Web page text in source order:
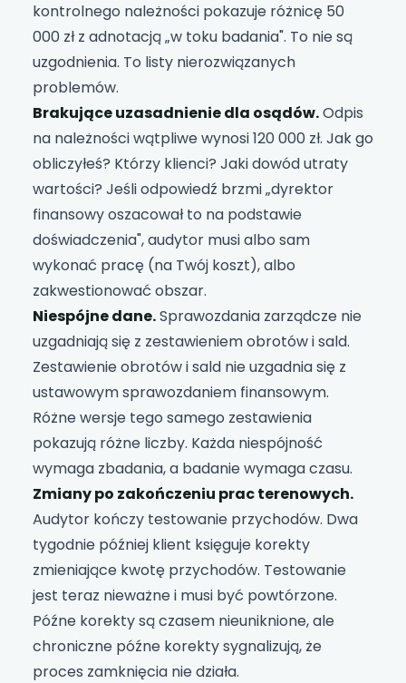
kontrolnego należności pokazuje różnicę 50
000 zł z adnotacją „w toku badania". To nie są
uzgodnienia. To listy nierozwiązanych
problemów.
Brakujące uzasadnienie dla osądów.Odpis
na należności wątpliwe wynosi 120 000 zł. Jak go
obliczyłeś? Którzy klienci? Jaki dowód utraty
wartości? Jeśli odpowiedź brzmi „dyrektor
finansowy oszacował to na podstawie
doświadczenia", audytor musi albo sam
wykonać pracę (na Twój koszt), albo
zakwestionować obszar.
Niespójne dane.Sprawozdania zarządcze nie
uzgadniają się z zestawieniem obrotów i sald.
Zestawienie obrotów i sald nie uzgadnia się z
ustawowym sprawozdaniem finansowym.
Różne wersje tego samego zestawienia
pokazują różne liczby. Każda niespójność
wymaga zbadania, a badanie wymaga czasu.
Zmiany po zakończeniu prac terenowych.
Audytor kończy testowanie przychodów. Dwa
tygodnie później klient księguje korekty
zmieniające kwotę przychodów. Testowanie
jest teraz nieważne i musi być powtórzone.
Późne korekty są czasem nieuniknione, ale
chroniczne późne korekty sygnalizują, że
proces zamknięcia nie działa.